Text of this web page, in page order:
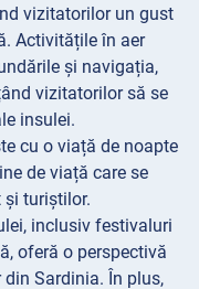
vizitatorilor un gust
Activitățile în aer
și navigația,
vizitatorilor să se
insulei.
cu o viață de noapte
de viață care se
și turiștilor.
inclusiv festivaluri
oferă o perspectivă
Sardinia. În plus,